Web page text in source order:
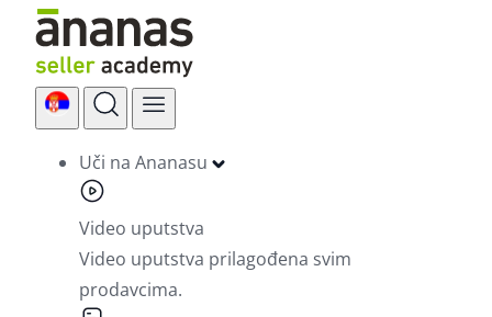
Skip
content
Uči na Ananasu
Video uputstva
Video uputstva prilagođena svim
prodavcima.